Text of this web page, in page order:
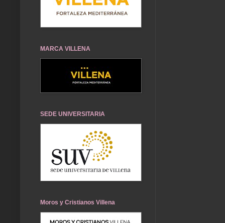
MARCA VILLENA
SEDE UNIVERSITARIA
Moros y Cristianos Villena